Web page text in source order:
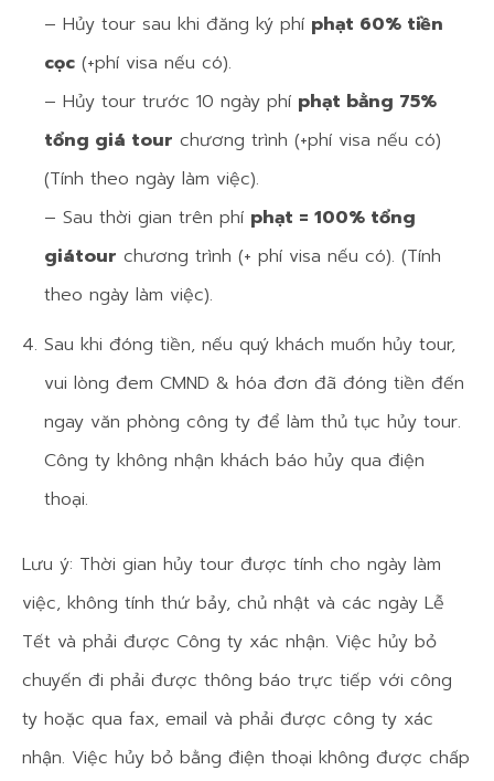
– Hủy tour sau khi đăng ký phí phạt 60% tiền
cọc (+phí visa nếu có).
– Hủy tour trước 10 ngày phí phạt bằng 75%
tổng giá tour chương trình (+phí visa nếu có)
(Tính theo ngày làm việc).
– Sau thời gian trên phí phạt = 100% tổng
giátour chương trình (+ phí visa nếu có). (Tính
theo ngày làm việc).
Sau khi đóng tiền, nếu quý khách muốn hủy tour,
vui lòng đem CMND & hóa đơn đã đóng tiền đến
ngay văn phòng công ty để làm thủ tục hủy tour.
Công ty không nhận khách báo hủy qua điện
thoại.
Lưu ý: Thời gian hủy tour được tính cho ngày làm
việc, không tính thứ bảy, chủ nhật và các ngày Lễ
Tết và phải được Công ty xác nhận. Việc hủy bỏ
chuyến đi phải được thông báo trực tiếp với công
ty hoặc qua fax, email và phải được công ty xác
nhận. Việc hủy bỏ bằng điện thoại không được chấp